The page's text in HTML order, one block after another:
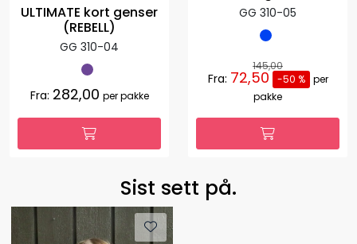
ULTIMATE kort genser
(REBELL)
GG 310-04
Fra: 282,00 per pakke
GG 310-05
145,00
Fra: 72,50 -50 %
per
pakke
Sist sett på.